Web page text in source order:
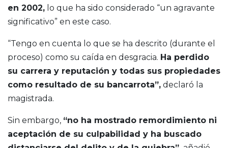
en 2002, lo que ha sido considerado “un agravante
significativo” en este caso.
“Tengo en cuenta lo que se ha descrito (durante el
proceso) como su caída en desgracia. Ha perdido
su carrera y reputación y todas sus propiedades
como resultado de su bancarrota”, declaró la
magistrada.
Sin embargo, “no ha mostrado remordimiento ni
aceptación de su culpabilidad y ha buscado